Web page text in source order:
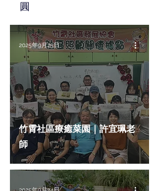
圓
竹霄社區療癒菜園｜許宜珮老
師
2025年9月25日